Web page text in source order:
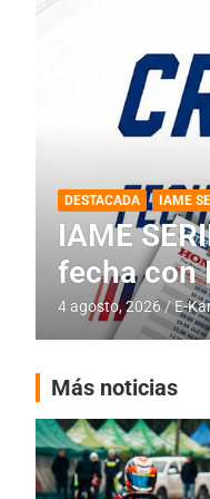
DESTACADA
RMC
histórica
4 agosto, 2026 E-
Más noticias